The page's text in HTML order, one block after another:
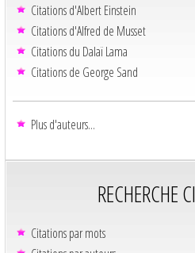
Citations d'Albert Einstein
Citations d'Alfred de Musset
Citations du Dalaï Lama
Citations de George Sand
Plus d'auteurs...
RECHERCHE
Citations par mots